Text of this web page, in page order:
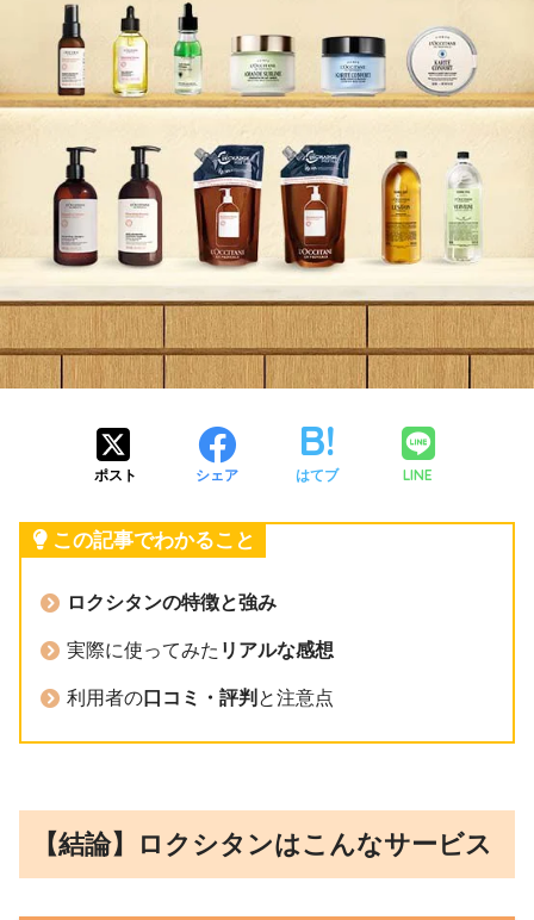
ポスト シェア はてブ LINE
この記事でわかること
ロクシタンの特徴と強み
実際に使ってみた リアルな感想
利用者の口コミ・評判 と注意点
【結論】ロクシタンはこんなサービス